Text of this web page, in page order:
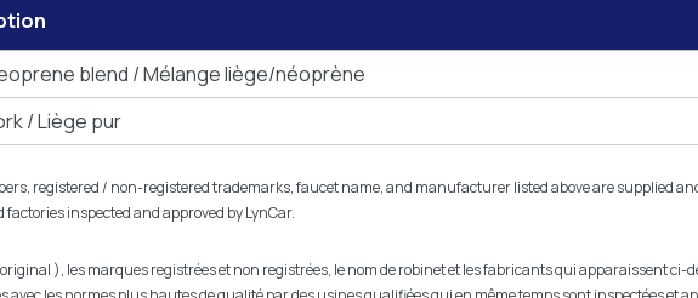
blend / Mélange liège/néoprène
/ Liège pur
registered / non-registered trademarks, faucet name, and manufacturer listed above are supplied
inspected and approved by LynCar.
), les marques registrées et non registrées, le nom de robinet et les fabricants qui apparaissent